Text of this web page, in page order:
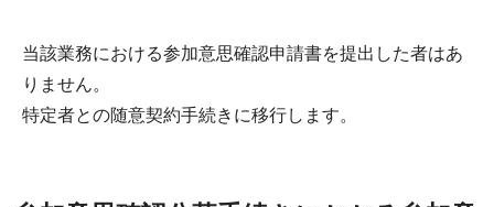
当該業務における参加意思確認申請書を提出した者はあ
りません。
特定者との随意契約手続きに移行します。